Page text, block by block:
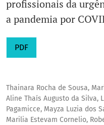
profissionais da
a pandemia por
PDF
Thainara Rocha de Sousa,
Aline Thaís Augusto da Silva,
Pagamicce, Mayza Luzia dos
Marilia Estevam Cornelio,